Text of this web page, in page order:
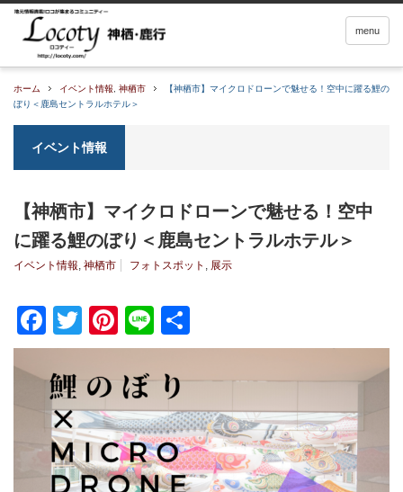
menu
ホーム イベント情報 神栖市
【神栖市】マイクロドローンで魅せる！空中に躍る鯉の
ぼり＜鹿島セントラルホテル＞
イベント情報
【神栖市】マイクロドローンで魅せる！空中
に躍る鯉のぼり＜鹿島セントラルホテル＞
イベント情報, 神栖市 フォトスポット , 展示
Facebook
TwitterPinterest
Line
有